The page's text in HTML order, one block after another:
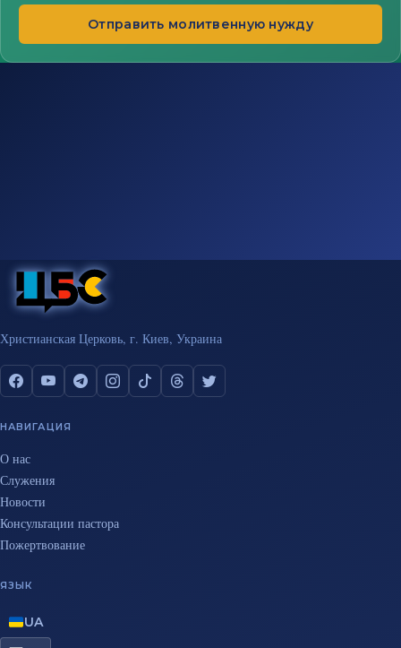
Отправить молитвенную нужду
Христианская Церковь, г. Киев, Украина
НАВИГАЦИЯ
О нас
Служения
Новости
Консультации пастора
Пожертвование
ЯЗЫК
UA